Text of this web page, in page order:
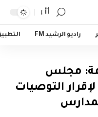
أأ
راديو الرشيد FM
مجلس
لإقرار التوصيات